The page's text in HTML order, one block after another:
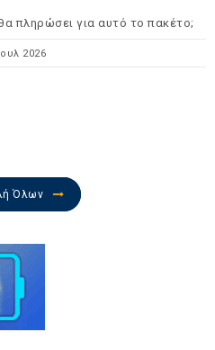
πληρώσει για αυτό το πακέτο;
2026
Όλων